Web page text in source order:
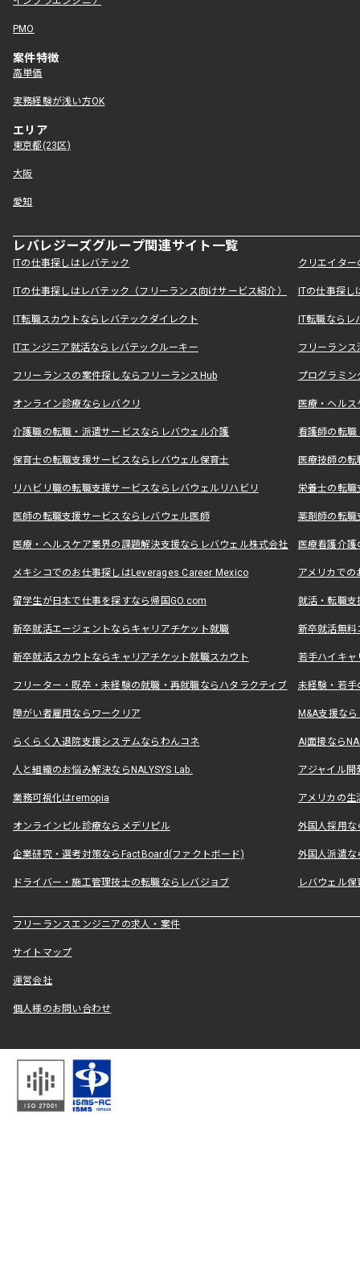
PMO
案件特徴
高単価
実務経験が浅い方OK
エリア
東京都(23区)
大阪
愛知
レバレジーズグループ関連サイト一覧
ITの仕事探しはレバテック クリエイタ
ITの仕事探しはレバテック（フリーランス向けサービス紹介） ITの仕事探
IT転職スカウトならレバテックダイレクト IT転職なら
ITエンジニア就活ならレバテックルーキー フリーラン
フリーランスの案件探しならフリーランスHub プログラミ
オンライン診療ならレバクリ 医療・ヘル
介護職の転職・派遣サービスならレバウェル介護 看護師の転
保育士の転職支援サービスならレバウェル保育士 医療技師の
リハビリ職の転職支援サービスならレバウェルリハビリ 栄養士の転
医師の転職支援サービスならレバウェル医師 薬剤師の転
医療・ヘルスケア業界の課題解決支援ならレバウェル株式会社 医療看護介
メキシコでのお仕事探しはLeverages Career Mexico アメリカで
留学生が日本で仕事を探すなら帰国GO.com 就活・転職
新卒就活エージェントならキャリアチケット就職 新卒就活無料
新卒就活スカウトならキャリアチケット就職スカウト 若手ハイキ
フリーター・既卒・未経験の就職・再就職ならハタラクティブ 未経験・若手
障がい者雇用ならワークリア M&A支援な
らくらく入退院支援システムならわんコネ AI面接なら
人と組織のお悩み解決ならNALYSYS Lab. アジャイル
業務可視化はremopia アメリカの
オンラインピル診療ならメデリピル 外国人採用
企業研究・選考対策ならFactBoard(ファクトボード) 外国人派遣な
ドライバー・施工管理技士の転職ならレバジョブ レバウェル
フリーランスエンジニアの求人・案件
サイトマップ
運営会社
個人様のお問い合わせ